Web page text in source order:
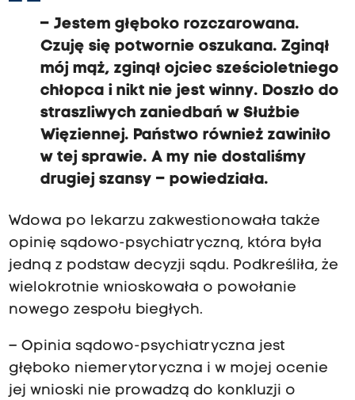
– Jestem głęboko rozczarowana.
Czuję się potwornie oszukana. Zginął
mój mąż, zginął ojciec sześcioletniego
chłopca i nikt nie jest winny. Doszło do
straszliwych zaniedbań w Służbie
Więziennej. Państwo również zawiniło
w tej sprawie. A my nie dostaliśmy
drugiej szansy – powiedziała.
Wdowa po lekarzu zakwestionowała także
opinię sądowo-psychiatryczną, która była
jedną z podstaw decyzji sądu. Podkreśliła, że
wielokrotnie wnioskowała o powołanie
nowego zespołu biegłych.
– Opinia sądowo-psychiatryczna jest
głęboko niemerytoryczna i w mojej ocenie
jej wnioski nie prowadzą do konkluzji o